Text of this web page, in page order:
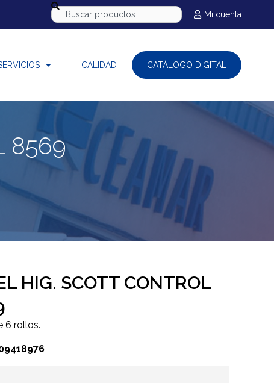
Mi cuenta
CALIDAD CATÁLOGO DIGITAL
8569
HIG. SCOTT CONTROL
6 rollos.